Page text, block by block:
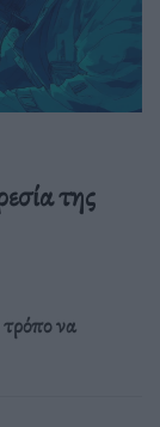
της
τρόπο να